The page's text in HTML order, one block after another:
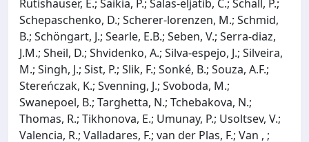
Rutishauser, E.; Saikia, P.; Salas‐eljatib, C.; Schall, P.;
Schepaschenko, D.; Scherer‐lorenzen, M.; Schmid,
B.; Schöngart, J.; Searle, E.B.; Seben, V.; Serra‐diaz,
J.M.; Sheil, D.; Shvidenko, A.; Silva‐espejo, J.; Silveira,
M.; Singh, J.; Sist, P.; Slik, F.; Sonké, B.; Souza, A.F.;
Stereńczak, K.; Svenning, J.; Svoboda, M.;
Swanepoel, B.; Targhetta, N.; Tchebakova, N.;
Thomas, R.; Tikhonova, E.; Umunay, P.; Usoltsev, V.;
Valencia, R.; Valladares, F.; van der Plas, F.; Van , ;